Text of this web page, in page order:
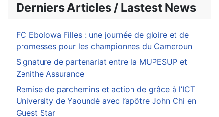
Derniers Articles / Lastest News
FC Ebolowa Filles : une journée de gloire et de
promesses pour les championnes du Cameroun
Signature de partenariat entre la MUPESUP et
Zenithe Assurance
Remise de parchemins et action de grâce à l’ICT
University de Yaoundé avec l’apôtre John Chi en
Guest Star